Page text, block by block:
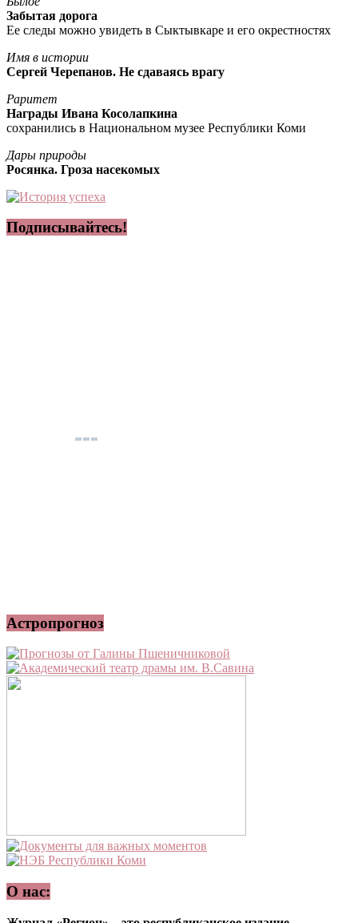
Забытая дорога
Ее следы можно увидеть в Сыктывкаре и его окрестностях
Имя в истории
Сергей Черепанов. Не сдаваясь врагу
Раритет
Награды Ивана Косолапкина
сохранились в Национальном музее Республики Коми
Дары природы
Росянка. Гроза насекомых
Подписывайтесь!
Астропрогноз
О нас: